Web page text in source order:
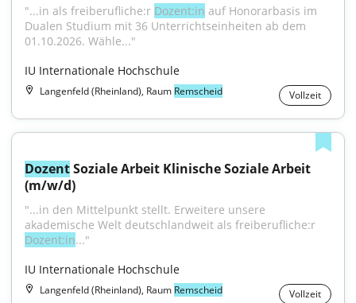
"...in als freiberufliche:r Dozent:in auf Honorarbasis im
Dualen Studium mit 36 Unterrichtseinheiten ab dem
01.10.2026. Wähle..."
IU Internationale Hochschule
Langenfeld (Rheinland), Raum Remscheid Vollzeit
Dozent Soziale Arbeit Klinische Soziale Arbeit
(m/w/d)
"...in den Mittelpunkt stellt. Erweitere unsere
Dozent:in..."
IU Internationale Hochschule
Langenfeld (Rheinland), Raum Remscheid Vollzeit